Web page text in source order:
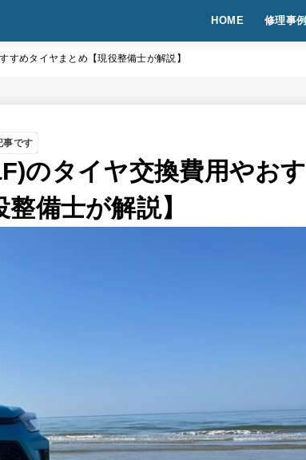
HOME 修理事例
すめタイヤまとめ【現役整備士が解説】
事です
のタイヤ交換費用やおす
備士が解説】